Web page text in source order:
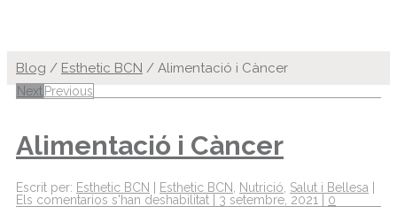
Blog / Esthetic BCN / Alimentació i Càncer
Next Previous
Alimentació i Càncer
Escrit per: Esthetic BCN Esthetic BCN Nutrició Salut i Bellesa
Els comentarios s'han deshabilitat
3 setembre, 2021
0